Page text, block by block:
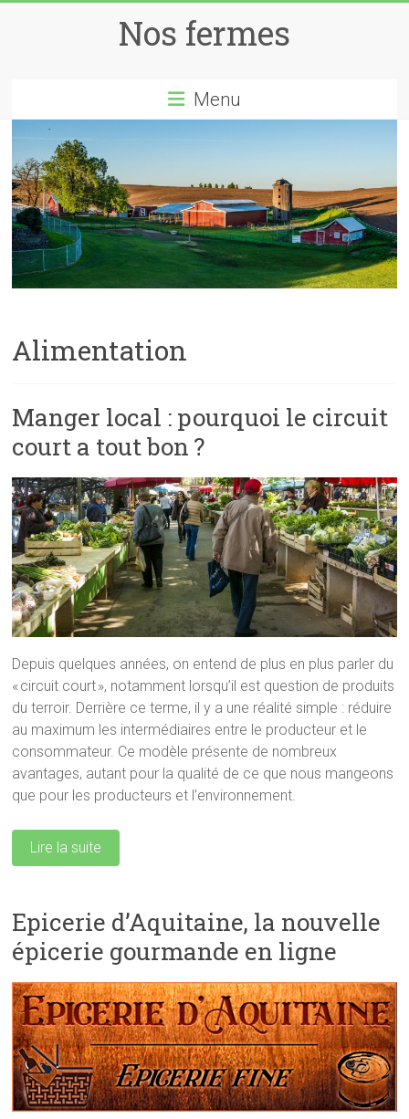
Nos fermes
Menu
Alimentation
Manger local : pourquoi le circuit
court a tout bon ?
Depuis quelques années, on entend de plus en plus parler du
« circuit court », notamment lorsqu’il est question de produits
du terroir. Derrière ce terme, il y a une réalité simple : réduire
au maximum les intermédiaires entre le producteur et le
consommateur. Ce modèle présente de nombreux
avantages, autant pour la qualité de ce que nous mangeons
que pour les producteurs et l’environnement.
Lire la suite
Epicerie d’Aquitaine, la nouvelle
épicerie gourmande en ligne